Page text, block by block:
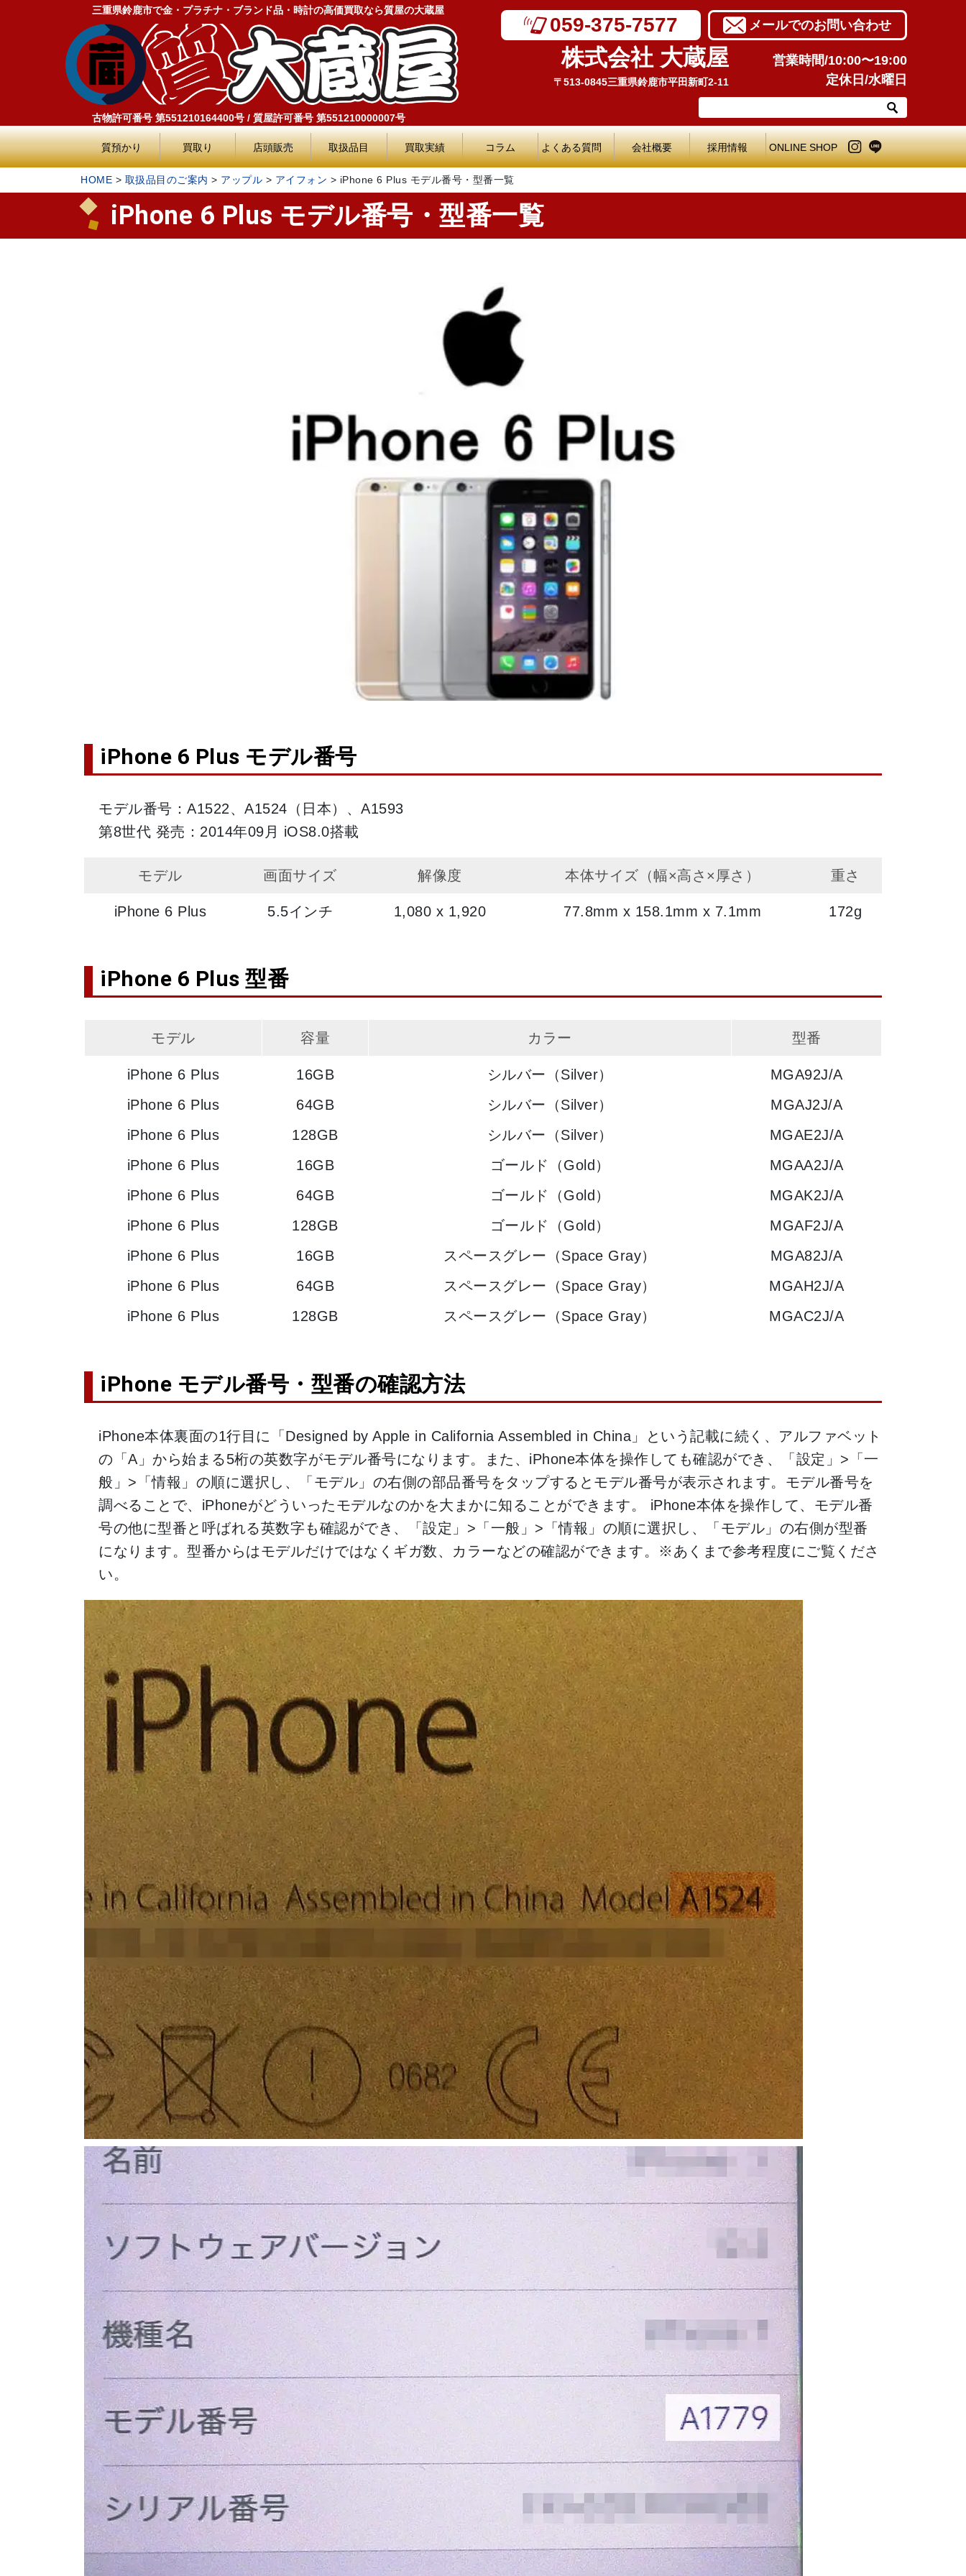
三重県鈴鹿市で金・プラチナ・ブランド品・時計の高価買取なら質屋の大蔵屋
古物許可番号 第551210164400号 / 質屋許可番号 第551210000007号
059-375-7577 メールでのお問い合わせ
株式会社 大蔵屋
〒513-0845三重県鈴鹿市平田新町2-11
営業時間/10:00〜19:00
定休日/水曜日
質預かり 買取り 店頭販売 取扱品目 買取実績 コラム よくある質問 会社概要 採用情報 ONLINE SHOP
HOME > 取扱品目のご案内 > アップル > アイフォン > iPhone 6 Plus モデル番号・型番一覧
iPhone 6 Plus モデル番号・型番一覧
iPhone 6 Plus モデル番号
モデル番号：A1522、A1524（日本）、A1593
第8世代 発売：2014年09月 iOS8.0搭載
モデル 画面サイズ 解像度 本体サイズ（幅×高さ×厚さ） 重さ
iPhone 6 Plus 5.5インチ 1,080 x 1,920 77.8mm x 158.1mm x 7.1mm 172g
iPhone 6 Plus 型番
モデル 容量 カラー 型番
iPhone 6 Plus 16GB シルバー（Silver）
MGA92J/A
iPhone 6 Plus
64GB シルバー（Silver）
MGAJ2J/A
iPhone 6 Plus
128GB シルバー（Silver）
MGAE2J/A
iPhone 6 Plus
16GB ゴールド（Gold）
MGAA2J/A
iPhone 6 Plus
64GB ゴールド（Gold）
MGAK2J/A
iPhone 6 Plus
128GB ゴールド（Gold）
MGAF2J/A
iPhone 6 Plus
16GB スペースグレー（Space Gray）
MGA82J/A
iPhone 6 Plus
64GB スペースグレー（Space Gray）
MGAH2J/A
iPhone 6 Plus
128GB スペースグレー（Space Gray） MGAC2J/A
iPhone モデル番号・型番の確認方法
iPhone本体裏面の1行目に「Designed by Apple in California Assembled in China」という記載に続く、アルファベット
の「A」から始まる5桁の英数字がモデル番号になります。また、iPhone本体を操作しても確認ができ、「設定」>「一
般」>「情報」の順に選択し、「モデル」の右側の部品番号をタップするとモデル番号が表示されます。モデル番号を
調べることで、iPhoneがどういったモデルなのかを大まかに知ることができます。 iPhone本体を操作して、モデル番
号の他に型番と呼ばれる英数字も確認ができ、「設定」>「一般」>「情報」の順に選択し、「モデル」の右側が型番
になります。型番からはモデルだけではなくギガ数、カラーなどの確認ができます。※あくまで参考程度にご覧くださ
い。